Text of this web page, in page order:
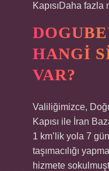
KapısıDaha
HANGI
VAR?
Valiliğimizce,
Kapısı ile İran
1 km’lik yola 7
taşımacılığı
hizmete